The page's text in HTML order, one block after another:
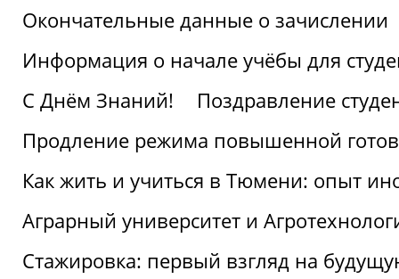
Окончательные данные о зачислении
Информация о начале учёбы для
С Днём Знаний!
Поздравление
Продление режима повышенной
Как жить и учиться в Тюмени: опыт
Аграрный университет и
Стажировка: первый взгляд на